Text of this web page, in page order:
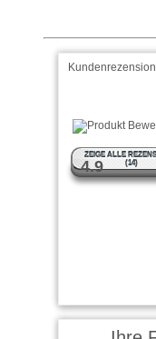
4.9
ZEIGE ALLE
(14)